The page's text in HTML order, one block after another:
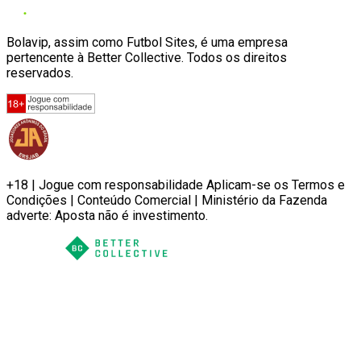
Bolavip, assim como Futbol Sites, é uma empresa
pertencente à Better Collective. Todos os direitos
reservados.
+18 | Jogue com responsabilidade Aplicam-se os Termos e
Condições | Conteúdo Comercial | Ministério da Fazenda
adverte: Aposta não é investimento.